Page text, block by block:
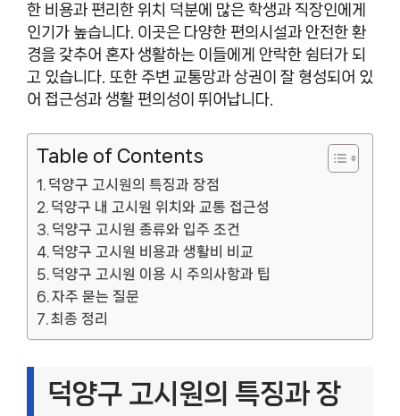
한 비용과 편리한 위치 덕분에 많은 학생과 직장인에게
인기가 높습니다. 이곳은 다양한 편의시설과 안전한 환
경을 갖추어 혼자 생활하는 이들에게 안락한 쉼터가 되
고 있습니다. 또한 주변 교통망과 상권이 잘 형성되어 있
어 접근성과 생활 편의성이 뛰어납니다.
Table of Contents
덕양구 고시원의 특징과 장점
덕양구 내 고시원 위치와 교통 접근성
덕양구 고시원 종류와 입주 조건
덕양구 고시원 비용과 생활비 비교
덕양구 고시원 이용 시 주의사항과 팁
자주 묻는 질문
최종 정리
덕양구 고시원의 특징과 장